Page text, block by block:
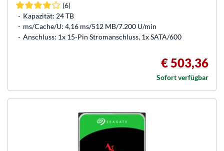
(6)
Kapazität: 24 TB
ms/Cache/U: 4,16 ms/512 MB/7.200 U/min
Anschluss: 1x 15-Pin Stromanschluss, 1x SATA/600
€ 503,36
Sofort verfügbar